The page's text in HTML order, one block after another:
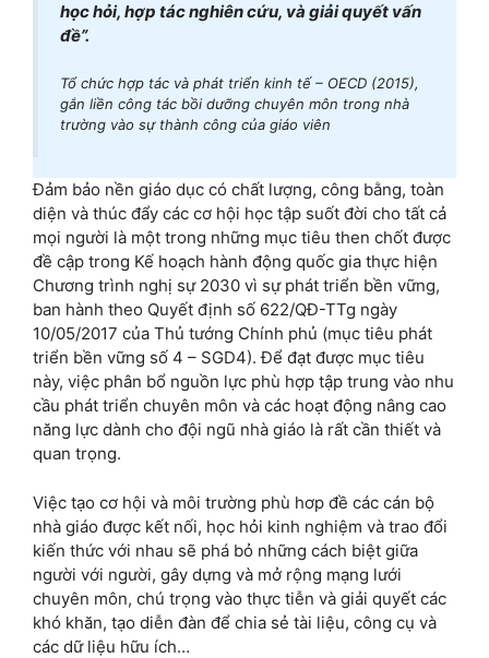
học hỏi, hợp tác nghiên cứu, và giải quyết vấn
đề”.
Tổ chức hợp tác và phát triển kinh tế – OECD (2015),
gắn liền công tác bồi dưỡng chuyên môn trong nhà
trường vào sự thành công của giáo viên
Đảm bảo nền giáo dục có chất lượng, công bằng, toàn
diện và thúc đẩy các cơ hội học tập suốt đời cho tất cả
mọi người là một trong những mục tiêu then chốt được
đề cập trong Kế hoạch hành động quốc gia thực hiện
Chương trình nghị sự 2030 vì sự phát triển bền vững,
ban hành theo Quyết định số 622/QĐ-TTg ngày
10/05/2017 của Thủ tướng Chính phủ (mục tiêu phát
triển bền vững số 4 – SGD4). Để đạt được mục tiêu
này, việc phân bổ nguồn lực phù hợp tập trung vào nhu
cầu phát triển chuyên môn và các hoạt động nâng cao
năng lực dành cho đội ngũ nhà giáo là rất cần thiết và
quan trọng.
Việc tạo cơ hội và môi trường phù hơp đề các cán bộ
nhà giáo được kết nối, học hỏi kinh nghiệm và trao đổi
kiến thức với nhau sẽ phá bỏ những cách biệt giữa
người với người, gây dựng và mở rộng mạng lưới
chuyên môn, chú trọng vào thực tiễn và giải quyết các
khó khăn, tạo diễn đàn để chia sẻ tài liệu, công cụ và
các dữ liệu hữu ích…